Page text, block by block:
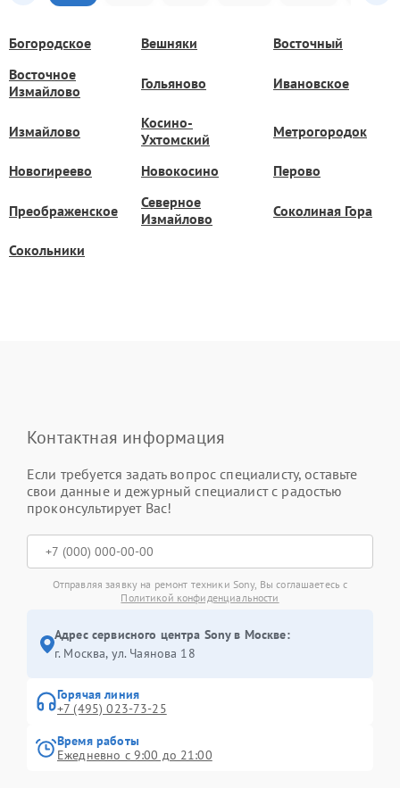
Богородское Вешняки
Восточный
Восточное
Измайлово
Гольяново Ивановское
Измайлово
Косино-
Ухтомский
Метрогородок
Новогиреево Новокосино Перово
Преображенское
Северное
Измайлово
Соколиная Гора
Сокольники
Контактная информация
Если требуется задать вопрос специалисту, оставьте
свои данные и дежурный специалист с радостью
проконсультирует Вас!
Отправляя заявку на ремонт техники Sony, Вы соглашаетесь с
Политикой конфиденциальности
Адрес сервисного центра Sony в Москве:
г. Москва, ул. Чаянова 18
Горячая линия
+7 (495) 023-73-25
Время работы
Ежедневно с 9:00 до 21:00